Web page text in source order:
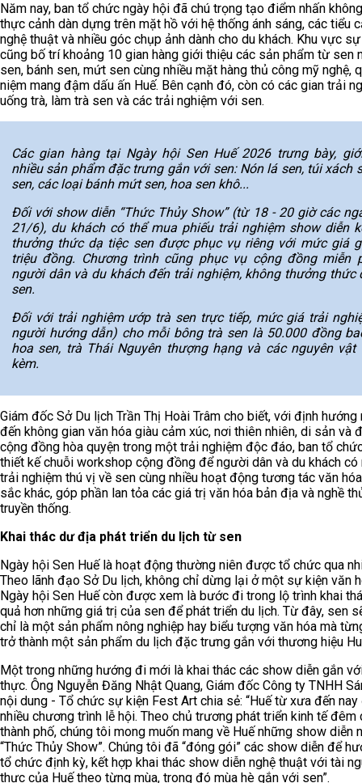
Năm nay, ban tổ chức ngày hội đã chú trọng tạo điểm nhấn
thực cảnh dàn dựng trên mặt hồ với hệ thống ánh sáng, các tiểu
nghệ thuật và nhiều góc chụp ảnh dành cho du khách. Khu vực
cũng bố trí khoảng 10 gian hàng giới thiệu các sản phẩm từ sen
sen, bánh sen, mứt sen cùng nhiều mặt hàng thủ công mỹ nghệ,
niệm mang đậm dấu ấn Huế. Bên cạnh đó, còn có các gian trải
uống trà, làm trà sen và các trải nghiệm với sen.
Các gian hàng tại Ngày hội Sen Huế 2026 trưng bày,
nhiều sản phẩm đặc trưng gắn với sen: Nón lá sen, túi xách
sen, các loại bánh mứt sen, hoa sen khô...
Đối với show diễn “Thức Thủy Show” (từ 18 - 20 giờ các
21/6), du khách có thể mua phiếu trải nghiệm show diễn
thưởng thức dạ tiệc sen được phục vụ riêng với mức giá
triệu đồng. Chương trình cũng phục vụ cộng đồng miễn
người dân và du khách đến trải nghiệm, không thưởng thức
sen.
Đối với trải nghiệm ướp trà sen trực tiếp, mức giá trải
người hướng dẫn) cho mỗi bông trà sen là 50.000 đồng
hoa sen, trà Thái Nguyên thượng hạng và các nguyên vật
kèm.
Giám đốc Sở Du lịch Trần Thị Hoài Trâm cho biết, với định hướng
đến không gian văn hóa giàu cảm xúc, nơi thiên nhiên, di sản và
cộng đồng hòa quyện trong một trải nghiệm độc đáo, ban tổ
thiết kế chuỗi workshop cộng đồng để người dân và du khách có
trải nghiệm thú vị về sen cùng nhiều hoạt động tương tác văn
sắc khác, góp phần lan tỏa các giá trị văn hóa bản địa và nghề
truyền thống.
Khai thác dư địa phát triển du lịch từ sen
Ngày hội Sen Huế là hoạt động thường niên được tổ chức qua
Theo lãnh đạo Sở Du lịch, không chỉ dừng lại ở một sự kiện văn
Ngày hội Sen Huế còn được xem là bước đi trong lộ trình khai
quả hơn những giá trị của sen để phát triển du lịch. Từ đây, sen
chỉ là một sản phẩm nông nghiệp hay biểu tượng văn hóa mà
trở thành một sản phẩm du lịch đặc trưng gắn với thương hiệu
Một trong những hướng đi mới là khai thác các show diễn gắn
thực. Ông Nguyễn Đăng Nhật Quang, Giám đốc Công ty TNHH
nội dung - Tổ chức sự kiện Fest Art chia sẻ: “Huế từ xưa đến nay
nhiều chương trình lễ hội. Theo chủ trương phát triển kinh tế đêm
thành phố, chúng tôi mong muốn mang về Huế những show diễn
“Thức Thủy Show”. Chúng tôi đã “đóng gói” các show diễn để
tổ chức định kỳ, kết hợp khai thác show diễn nghệ thuật với tài
thực của Huế theo từng mùa, trong đó mùa hè gắn với sen”.